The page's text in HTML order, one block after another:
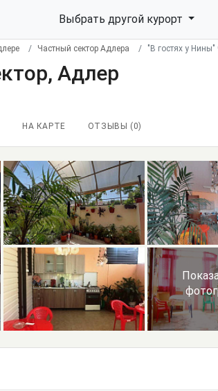
Выбрать другой курорт
Частный сектор Адлера "В гостях у
Адлер
НА КАРТЕ ОТЗЫВЫ ( 0)